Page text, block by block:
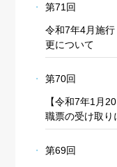
第71回
令和7年4月施
更について
第70回
【令和7年1月
職票の受け取り
第69回